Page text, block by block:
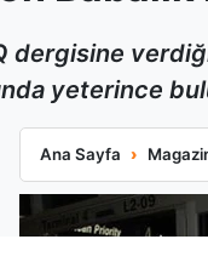
dergisine
yeterince
Ana Sayfa
Matt Damon